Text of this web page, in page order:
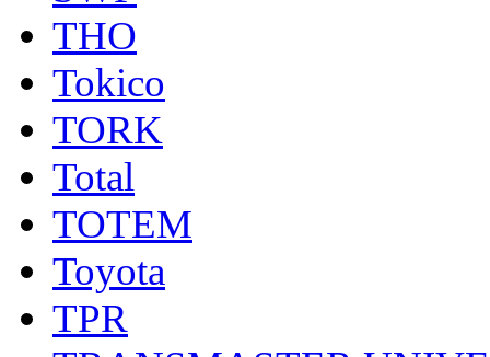
THO
Tokico
TORK
Total
TOTEM
Toyota
TPR